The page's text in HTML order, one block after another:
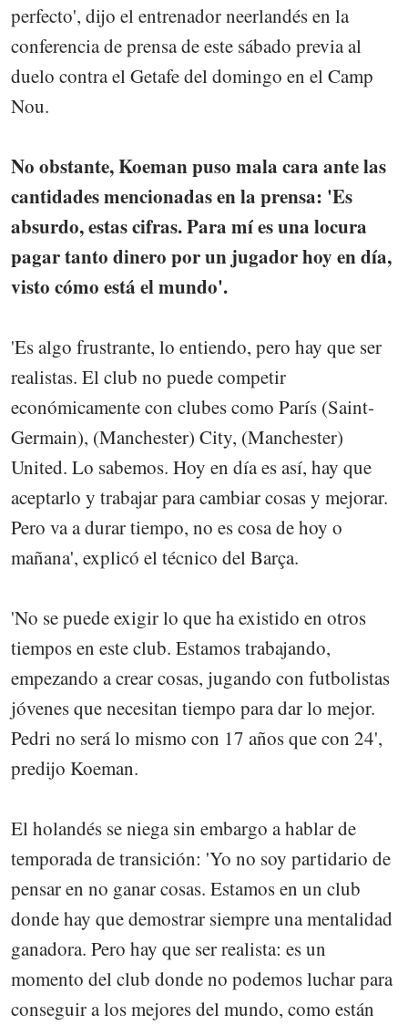
perfecto', dijo el entrenador neerlandés en la
conferencia de prensa de este sábado previa al
duelo contra el Getafe del domingo en el Camp
Nou.
No obstante, Koeman puso mala cara ante las
cantidades mencionadas en la prensa: 'Es
absurdo, estas cifras. Para mí es una locura
pagar tanto dinero por un jugador hoy en día,
visto cómo está el mundo'.
'Es algo frustrante, lo entiendo, pero hay que ser
realistas. El club no puede competir
económicamente con clubes como París (Saint-
Germain), (Manchester) City, (Manchester)
United. Lo sabemos. Hoy en día es así, hay que
aceptarlo y trabajar para cambiar cosas y mejorar.
Pero va a durar tiempo, no es cosa de hoy o
mañana', explicó el técnico del Barça.
'No se puede exigir lo que ha existido en otros
tiempos en este club. Estamos trabajando,
empezando a crear cosas, jugando con futbolistas
jóvenes que necesitan tiempo para dar lo mejor.
Pedri no será lo mismo con 17 años que con 24',
predijo Koeman.
El holandés se niega sin embargo a hablar de
temporada de transición: 'Yo no soy partidario de
pensar en no ganar cosas. Estamos en un club
donde hay que demostrar siempre una mentalidad
ganadora. Pero hay que ser realista: es un
momento del club donde no podemos luchar para
conseguir a los mejores del mundo, como están